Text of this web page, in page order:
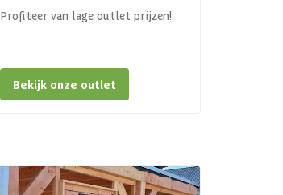
Profiteer van lage outlet prijzen!
Bekijk onze outlet